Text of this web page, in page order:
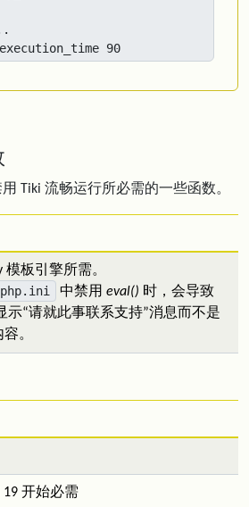
90
Tiki 流畅运行所必需的一些函数。
模板引擎所需。
php.ini 中禁用 eval() 时，会导致
示“请就此事联系支持”消息而不是
。
19 开始必需